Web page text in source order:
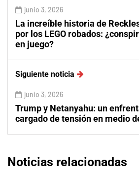
junio 3, 2026
La increíble historia de
por los LEGO robados:
en juego?
Siguiente noticia
junio 3, 2026
Trump y Netanyahu: un
cargado de tensión en medio
Noticias relacionadas